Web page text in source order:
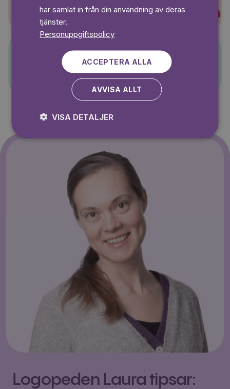
Pelle Svanslös
Logopeden Laura tipsar:
har samlat in från din användning av deras
tjänster.
Personuppgiftspolicy
ACCEPTERA ALLA
AVVISA ALLT
VISA DETALJER